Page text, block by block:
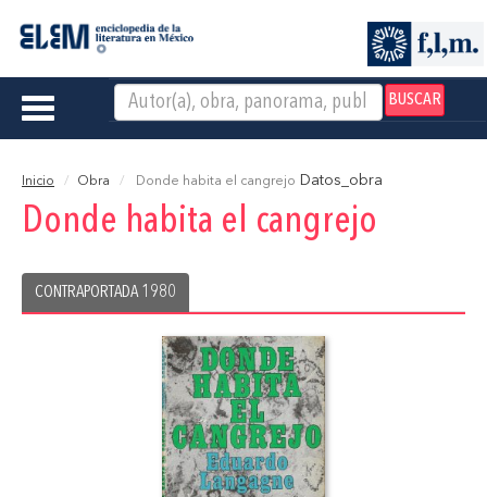
BUSCAR
Toggle
Inicio Obra Donde habita el cangrejo Datos_obra
Donde habita el cangrejo
CONTRAPORTADA 1980